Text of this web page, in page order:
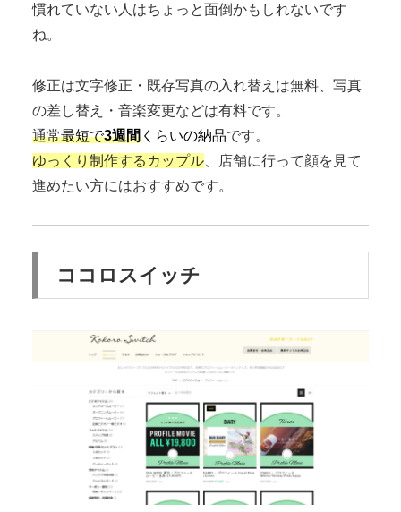
慣れていない人はちょっと面倒かもしれないです
ね。
修正は文字修正・既存写真の入れ替えは無料、写真
の差し替え・音楽変更などは有料です。
通常最短で3週間 くらいの納品です。
ゆっくり制作するカップル 、店舗に行って顔を見て
進めたい方にはおすすめです。
ココロスイッチ